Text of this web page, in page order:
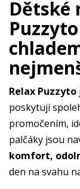
Dětské
Relax Puzzyto
poskytují
promočením,
palčáky jsou
komfort,
den na svahu